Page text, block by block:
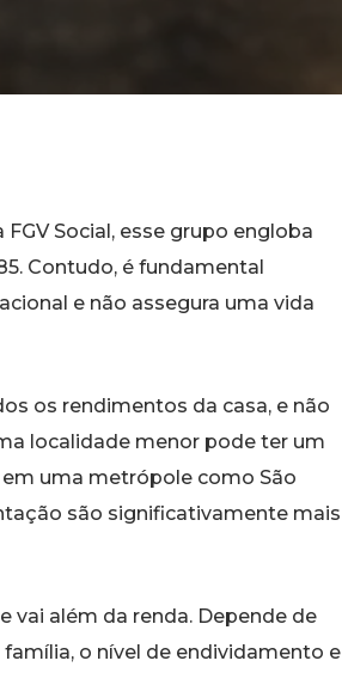
Social, esse grupo engloba
Contudo, é fundamental
e não assegura uma vida
os rendimentos da casa, e não
localidade menor pode ter um
uma metrópole como São
são significativamente mais
vai além da renda. Depende de
o nível de endividamento e